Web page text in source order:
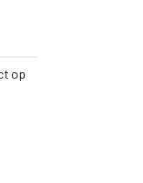
op